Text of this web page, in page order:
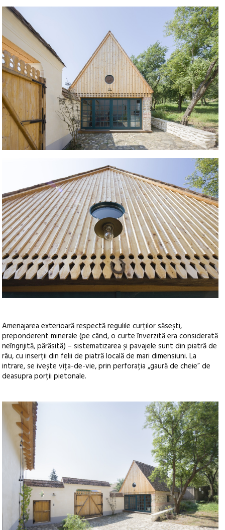
Amenajarea exterioară respectă regulile curților săsești,
preponderent minerale (pe când, o curte înverzită era considerată
neîngrijită, părăsită) – sistematizarea și pavajele sunt din piatră de
râu, cu inserții din felii de piatră locală de mari dimensiuni. La
intrare, se ivește vița-de-vie, prin perforația „gaură de cheie” de
deasupra porții pietonale.